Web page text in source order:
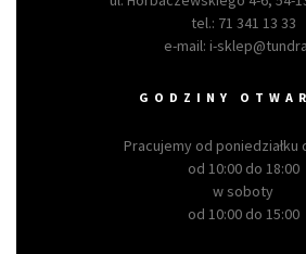
tel.: 71 341 13 33
e-mail: i-
GODZINY
Pracujemy od poniedziałku
od 10:00 do 18:00
w soboty
od 10:00 do 15:00